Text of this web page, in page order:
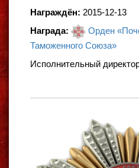
Награждён: 2015-12-13
Награда:
Орден
Таможенного Союза»
Исполнительный